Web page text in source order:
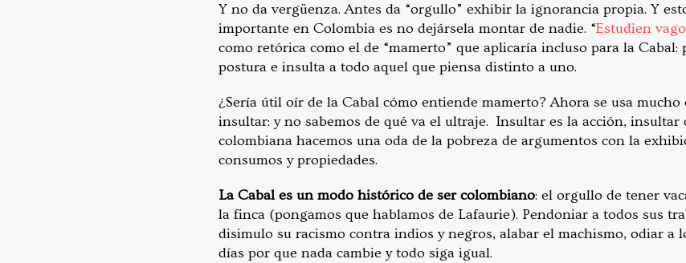
Y no da vergüenza. Antes da “orgullo” exhibir la ignorancia propia. Y
importante en Colombia es no dejársela montar de nadie. “Estudien
como retórica como el de “mamerto” que aplicaría incluso para la Cabal:
postura e insulta a todo aquel que piensa distinto a uno.
¿Sería útil oír de la Cabal cómo entiende mamerto? Ahora se usa mucho
insultar: y no sabemos de qué va el ultraje. Insultar es la acción, insultar
colombiana hacemos una oda de la pobreza de argumentos con la
consumos y propiedades.
La Cabal es un modo histórico de ser colombiano: el orgullo de tener
la finca (pongamos que hablamos de Lafaurie). Pendoniar a todos sus
disimulo su racismo contra indios y negros, alabar el machismo, odiar a
días por que nada cambie y todo siga igual.